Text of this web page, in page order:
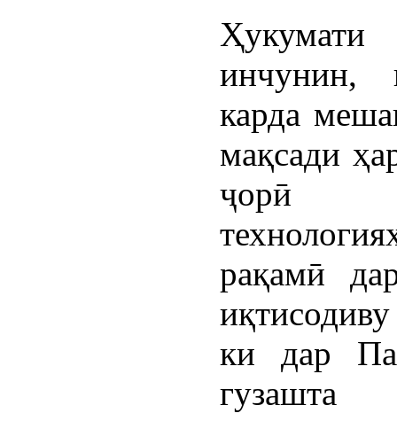
Ҳукумати
инчунин,
карда
мақсади
ҷорӣ
рақамӣ
ки дар